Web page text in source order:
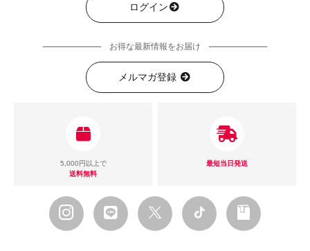
ログイン
お得な最新情報をお届け
メルマガ登録
5,000円以上で
送料無料
最短当日発送